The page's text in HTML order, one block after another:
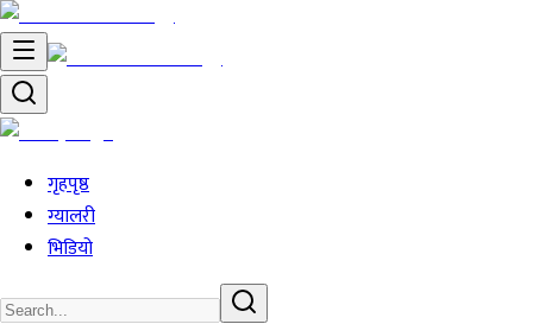
गृहपृष्ठ
ग्यालरी
भिडियो